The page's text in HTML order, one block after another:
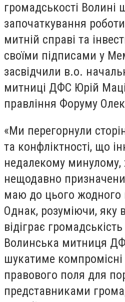
громадськості Волині
започаткування
митній справі та
своїми підписами у
засвідчили в.о.
митниці ДФС Юрій
правління Форуму
«Ми перегорнули
та конфліктності, що
недалекому минулому,
нещодавно
маю до цього жодного
Однак, розуміючи, яку
відіграє
Волинська митниця
шукатиме
правового поля для
представниками